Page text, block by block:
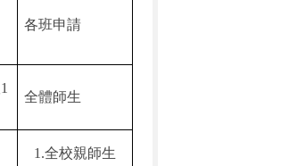
各班申請
1
全體師生
1.全校親師生